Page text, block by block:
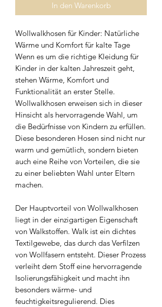
In den Warenkorb
Wollwalkhosen für Kinder: Natürliche
Wärme und Komfort für kalte Tage
Wenn es um die richtige Kleidung für
Kinder in der kalten Jahreszeit geht,
stehen Wärme, Komfort und
Funktionalität an erster Stelle.
Wollwalkhosen erweisen sich in dieser
Hinsicht als hervorragende Wahl, um
die Bedürfnisse von Kindern zu erfüllen.
Diese besonderen Hosen sind nicht nur
warm und gemütlich, sondern bieten
auch eine Reihe von Vorteilen, die sie
zu einer beliebten Wahl unter Eltern
machen.
Der Hauptvorteil von Wollwalkhosen
liegt in der einzigartigen Eigenschaft
von Walkstoffen. Walk ist ein dichtes
Textilgewebe, das durch das Verfilzen
von Wollfasern entsteht. Dieser Prozess
verleiht dem Stoff eine hervorragende
Isolierungsfähigkeit und macht ihn
besonders wärme- und
feuchtigkeitsregulierend. Dies